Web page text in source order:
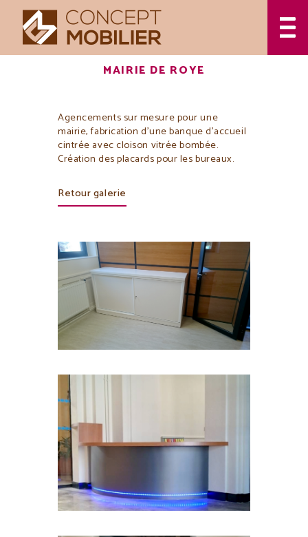
MAIRIE DE ROYE
Agencements sur mesure pour une
mairie, fabrication d’une banque d’accueil
cintrée avec cloison vitrée bombée.
Création des placards pour les bureaux.
Retour galerie